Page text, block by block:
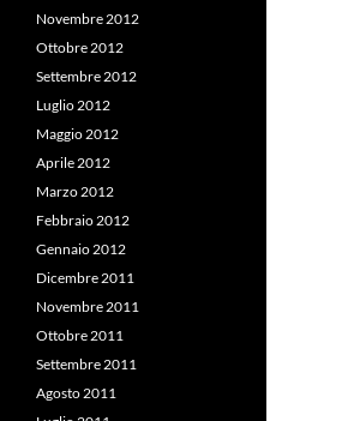
Novembre 2012
Ottobre 2012
Settembre 2012
Luglio 2012
Maggio 2012
Aprile 2012
Marzo 2012
Febbraio 2012
Gennaio 2012
Dicembre 2011
Novembre 2011
Ottobre 2011
Settembre 2011
Agosto 2011